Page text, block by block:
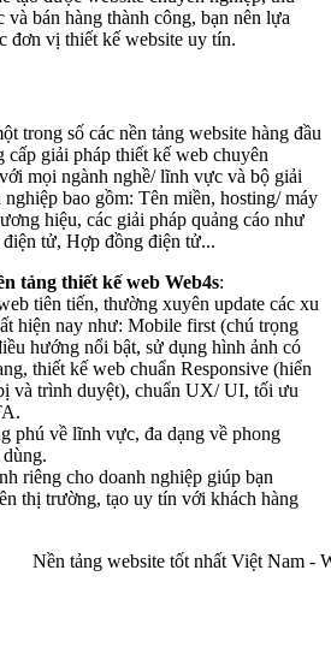
bán hàng thành công, bạn nên lựa
đơn vị thiết kế website uy tín.
trong số các nền tảng website hàng đầu
giải pháp thiết kế web chuyên
mọi ngành nghề/ lĩnh vực và bộ giải
bao gồm: Tên miền, hosting/ máy
hiệu, các giải pháp quảng cáo như
tử, Hợp đồng điện tử...
tảng thiết kế web Web4s:
tiên tiến, thường xuyên update các xu
hiện nay như: Mobile first (chú trọng
hướng nổi bật, sử dụng hình ảnh có
thiết kế web chuẩn Responsive (hiển
và trình duyệt), chuẩn UX/ UI, tối ưu
phú về lĩnh vực, đa dạng về phong
riêng cho doanh nghiệp giúp bạn
thị trường, tạo uy tín với khách hàng